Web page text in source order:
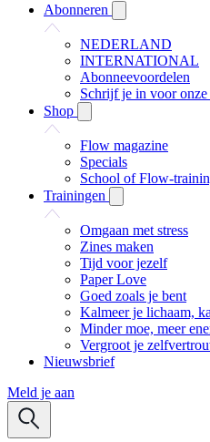
Abonneren
NEDERLAND
INTERNATIONAL
Abonneevoordelen
Schrijf je in voor
Shop
Flow magazine
Specials
School of Flow-
Trainingen
Omgaan met stress
Zines maken
Tijd voor jezelf
Paper Love
Goed zoals je bent
Kalmeer je lichaam,
Minder moe, meer
Vergroot je
Nieuwsbrief
Meld je aan